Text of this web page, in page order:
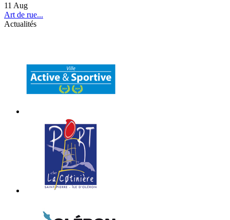
11 Aug
Art de rue...
Actualités